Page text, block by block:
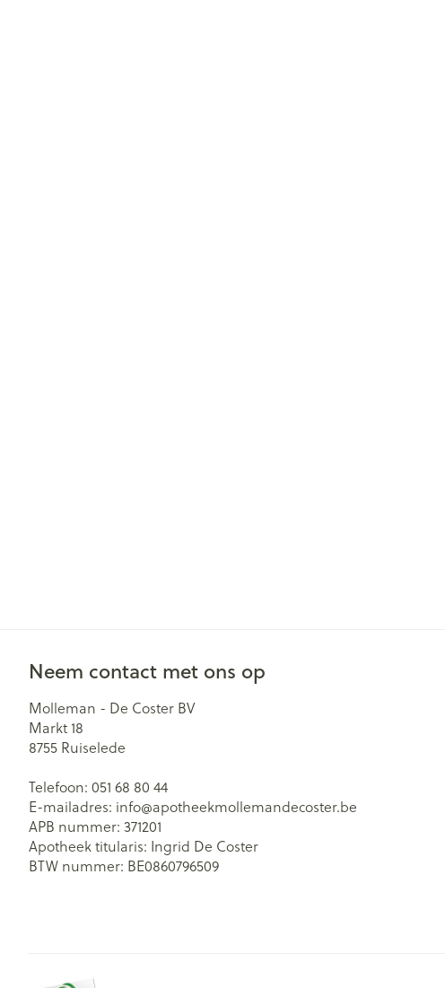
Neem contact met ons op
Molleman - De Coster BV
Markt 18
8755 Ruiselede
Telefoon: 051 68 80 44
E-mailadres: info@apotheekmollemandecoster.be
APB nummer: 371201
Apotheek titularis: Ingrid De Coster
BTW nummer: BE0860796509